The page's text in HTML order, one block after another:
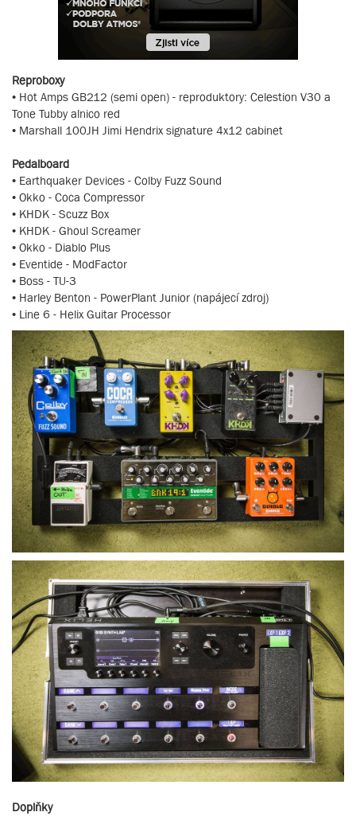
Reproboxy
• Hot Amps GB212 (semi open) - reproduktory: Celestion V30 a
Tone Tubby alnico red
• Marshall 100JH Jimi Hendrix signature 4x12 cabinet
Pedalboard
• Earthquaker Devices - Colby Fuzz Sound
• Okko - Coca Compressor
• KHDK - Scuzz Box
• KHDK - Ghoul Screamer
• Okko - Diablo Plus
• Eventide - ModFactor
• Boss - TU-3
• Harley Benton - PowerPlant Junior (napájecí zdroj)
• Line 6 - Helix Guitar Processor
Doplňky